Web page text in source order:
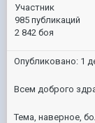
Участник
985 публикаций
2 842 боя
Опубликовано: 1
Всем доброго
Тема, наверное,